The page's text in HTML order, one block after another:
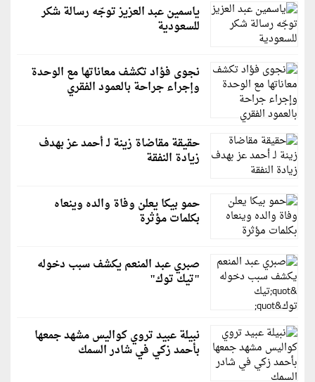
ياسمين عبد العزيز توجّه رسالة شكر
للسعودية
نجوى فؤاد تكشف معاناتها مع الوحدة
وإجراء جراحة بالعمود الفقري
حقيقة مقاضاة زينة لـ أحمد عز بهدف
زيادة النفقة
حمو بيكا يعلن وفاة والده وينعاه
بكلمات مؤثرة
صبري عبد المنعم يكشف سبب دخوله
"تيك توك"
نبيلة عبيد تروي كواليس مشهد جمعها
بأحمد زكي في شادر السمك